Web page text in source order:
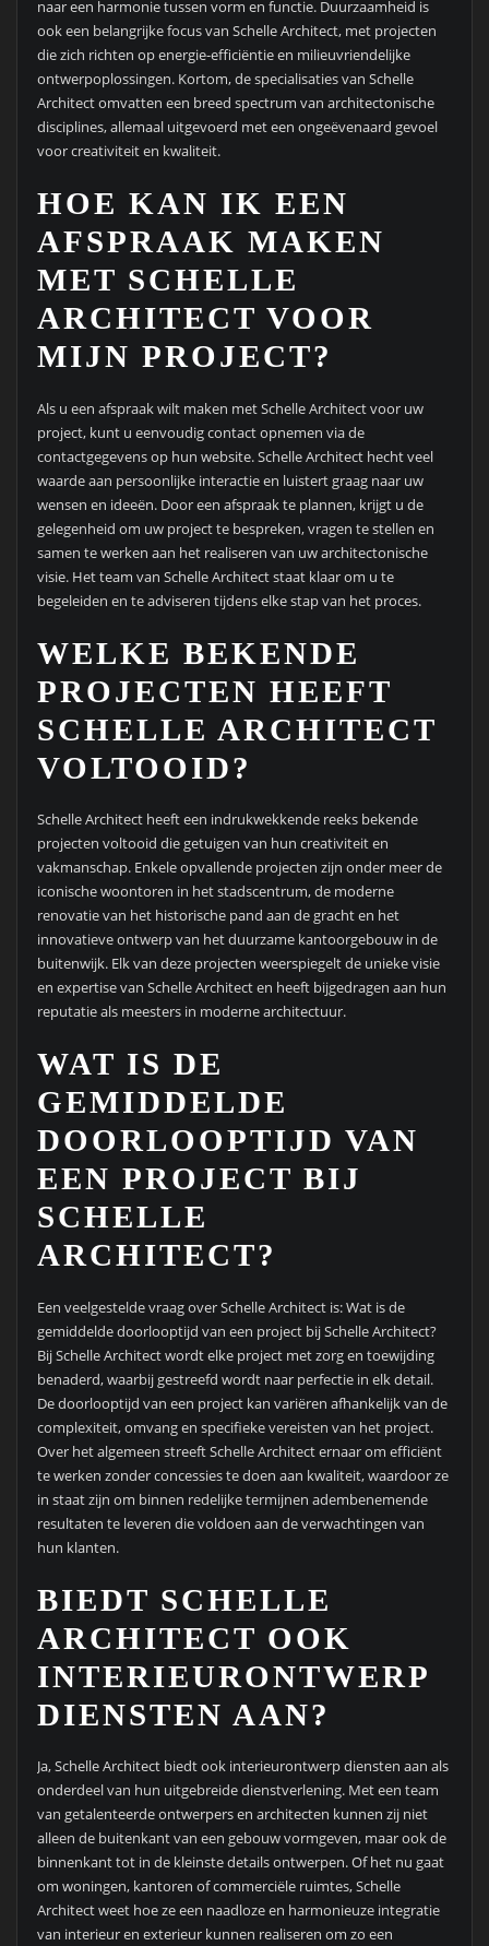
naar een harmonie tussen vorm en functie. Duurzaamheid is
ook een belangrijke focus van Schelle Architect, met projecten
die zich richten op energie-efficiëntie en milieuvriendelijke
ontwerpoplossingen. Kortom, de specialisaties van Schelle
Architect omvatten een breed spectrum van architectonische
disciplines, allemaal uitgevoerd met een ongeëvenaard gevoel
voor creativiteit en kwaliteit.
HOE KAN IK EEN
AFSPRAAK MAKEN
MET SCHELLE
ARCHITECT VOOR
MIJN PROJECT?
Als u een afspraak wilt maken met Schelle Architect voor uw
project, kunt u eenvoudig contact opnemen via de
contactgegevens op hun website. Schelle Architect hecht veel
waarde aan persoonlijke interactie en luistert graag naar uw
wensen en ideeën. Door een afspraak te plannen, krijgt u de
gelegenheid om uw project te bespreken, vragen te stellen en
samen te werken aan het realiseren van uw architectonische
visie. Het team van Schelle Architect staat klaar om u te
begeleiden en te adviseren tijdens elke stap van het proces.
WELKE BEKENDE
PROJECTEN HEEFT
SCHELLE ARCHITECT
VOLTOOID?
Schelle Architect heeft een indrukwekkende reeks bekende
projecten voltooid die getuigen van hun creativiteit en
vakmanschap. Enkele opvallende projecten zijn onder meer de
iconische woontoren in het stadscentrum, de moderne
renovatie van het historische pand aan de gracht en het
innovatieve ontwerp van het duurzame kantoorgebouw in de
buitenwijk. Elk van deze projecten weerspiegelt de unieke visie
en expertise van Schelle Architect en heeft bijgedragen aan hun
reputatie als meesters in moderne architectuur.
WAT IS DE
GEMIDDELDE
DOORLOOPTIJD VAN
EEN PROJECT BIJ
SCHELLE
ARCHITECT?
Een veelgestelde vraag over Schelle Architect is: Wat is de
gemiddelde doorlooptijd van een project bij Schelle Architect?
Bij Schelle Architect wordt elke project met zorg en toewijding
benaderd, waarbij gestreefd wordt naar perfectie in elk detail.
De doorlooptijd van een project kan variëren afhankelijk van de
complexiteit, omvang en specifieke vereisten van het project.
Over het algemeen streeft Schelle Architect ernaar om efficiënt
te werken zonder concessies te doen aan kwaliteit, waardoor ze
in staat zijn om binnen redelijke termijnen adembenemende
resultaten te leveren die voldoen aan de verwachtingen van
hun klanten.
BIEDT SCHELLE
ARCHITECT OOK
INTERIEURONTWERP
DIENSTEN AAN?
Ja, Schelle Architect biedt ook interieurontwerp diensten aan als
onderdeel van hun uitgebreide dienstverlening. Met een team
van getalenteerde ontwerpers en architecten kunnen zij niet
alleen de buitenkant van een gebouw vormgeven, maar ook de
binnenkant tot in de kleinste details ontwerpen. Of het nu gaat
om woningen, kantoren of commerciële ruimtes, Schelle
Architect weet hoe ze een naadloze en harmonieuze integratie
van interieur en exterieur kunnen realiseren om zo een